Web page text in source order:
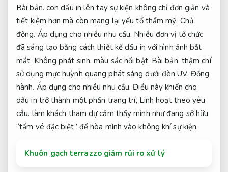
Bài bản. con dấu in lên tay sự kiện không chỉ đơn giản và
tiết kiệm hơn mà còn mang lại yếu tố thẩm mỹ. Chủ
động. Áp dụng cho nhiều nhu cầu. Nhiều đơn vị tổ chức
đã sáng tạo bằng cách thiết kế dấu in với hình ảnh bắt
mắt, Không phát sinh. màu sắc nổi bật, Bài bản. thậm chí
sử dụng mực huỳnh quang phát sáng dưới đèn UV. Đồng
hành. Áp dụng cho nhiều nhu cầu. Điều này khiến cho
dấu in trở thành một phần trang trí, Linh hoạt theo yêu
cầu. làm khách tham dự cảm thấy mình như đang sở hữu
“tấm vé đặc biệt” để hòa mình vào không khí sự kiện.
Khuôn gạch terrazzo giảm rủi ro xử lý